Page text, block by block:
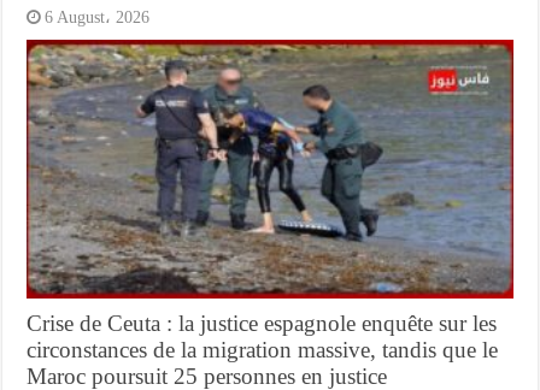
6 August، 2026
Crise de Ceuta : la justice espagnole enquête sur les
circonstances de la migration massive, tandis que le
Maroc poursuit 25 personnes en justice